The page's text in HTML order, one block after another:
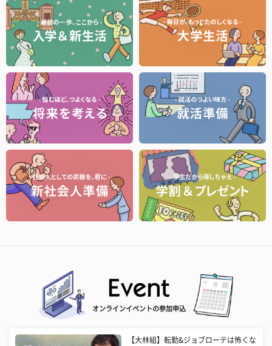
オンラインイベントの参加申込
【大林組】転勤&ジョブローテは怖くな